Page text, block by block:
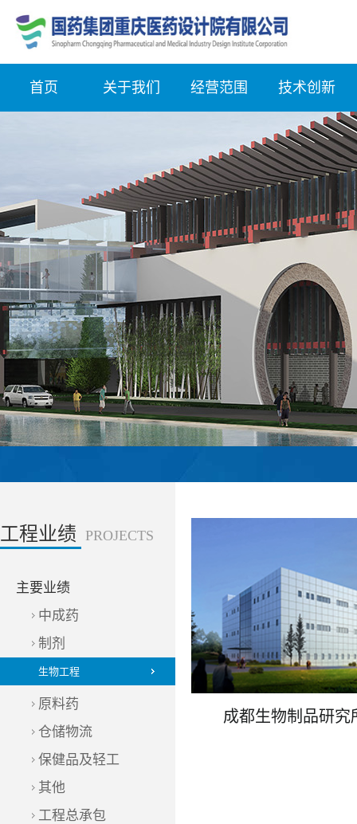
首页 关于我们 经营范围 技术创新
工程业绩 PROJECTS
主要业绩
中成药
制剂
生物工程
原料药
仓储物流
保健品及轻工
其他
工程总承包
成都生物制品研究